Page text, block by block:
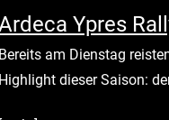
Ypres
Bereits am Dienstag
Highlight dieser Saison: